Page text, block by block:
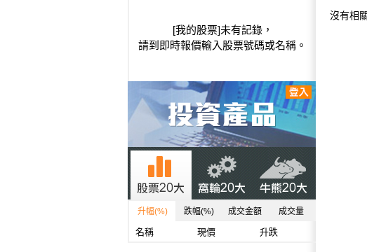
[我的股票]未有記錄，
請到即時報價輸入股票號碼或名稱。
升幅(%) 跌幅(%) 成交金額 成交量
名稱 現價 升跌
沒有相